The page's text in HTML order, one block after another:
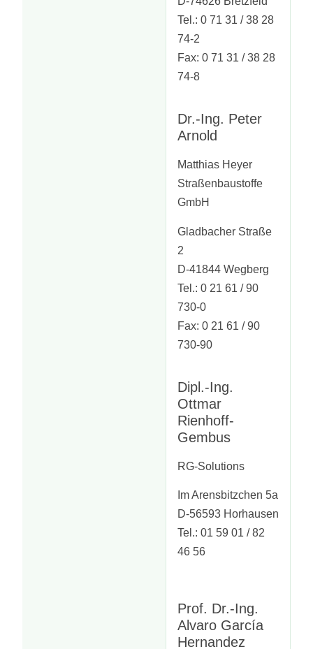
Tel.: 0 71 31 / 38 28
74-2
Fax: 0 71 31 / 38 28
74-8
Dr.-Ing. Peter
Arnold
Matthias Heyer
Straßenbaustoffe
GmbH
Gladbacher Straße
2
D-41844 Wegberg
Tel.: 0 21 61 / 90
730-0
Fax: 0 21 61 / 90
730-90
Dipl.-Ing.
Ottmar
Rienhoff-
Gembus
RG-Solutions
Im Arensbitzchen 5a
D-56593 Horhausen
Tel.: 01 59 01 / 82
46 56
Prof. Dr.-Ing.
Alvaro García
Hernandez